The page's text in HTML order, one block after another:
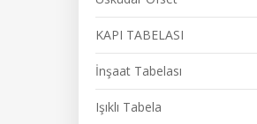
KAPI TABELASI
İnşaat Tabelası
Işıklı Tabela